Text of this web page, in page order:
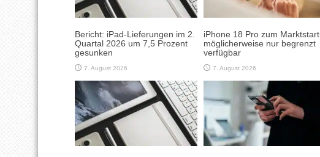
Bericht: iPad-Lieferungen im 2.
Quartal 2026 um 7,5 Prozent
gesunken
7. August 2026
iPhone 18 Pro zum Marktstart
möglicherweise nur begrenzt
verfügbar
7. August 2026